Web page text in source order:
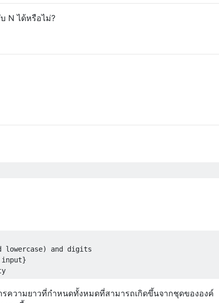
N ได้หรือไม่?
and digits
รความยาวที่กำหนดทั้งหมดที่สามารถเกิดขึ้นจากชุดขององค์